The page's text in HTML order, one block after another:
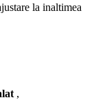
la inaltimea
,